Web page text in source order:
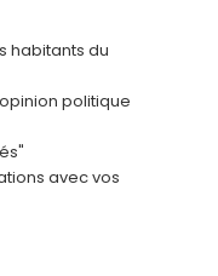
habitants du
politique
avec vos